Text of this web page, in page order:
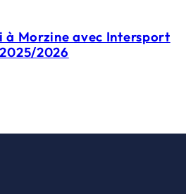
à Morzine avec Intersport
2026